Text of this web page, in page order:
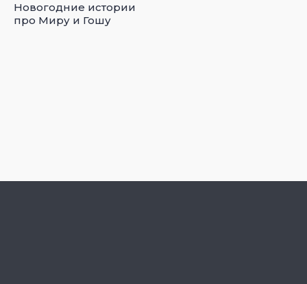
Новогодние истории
про Миру и Гошу